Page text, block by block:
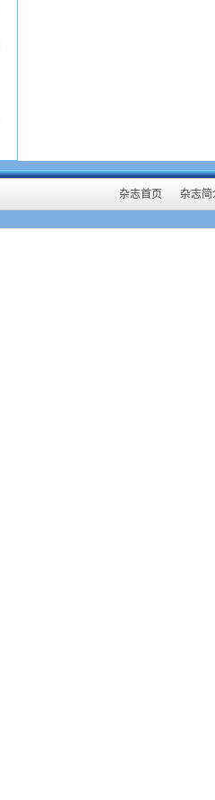
杂志首页 杂志简